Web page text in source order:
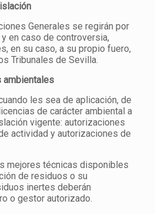
Generales se regirán por
en caso de controversia,
en su caso, a su propio fuero,
Tribunales de Sevilla.
ambientales
les sea de aplicación, de
de carácter ambiental a
vigente: autorizaciones
actividad y autorizaciones de
mejores técnicas disponibles
de residuos o su
inertes deberán
o gestor autorizado.